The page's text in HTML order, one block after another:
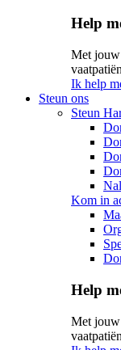
Help
Met jouw
Ik help
Steun ons
Steun
Kom in
Help
Met jouw